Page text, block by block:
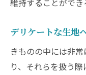
維持することができ
デリケートな生地
きものの中には非
り、それらを扱う